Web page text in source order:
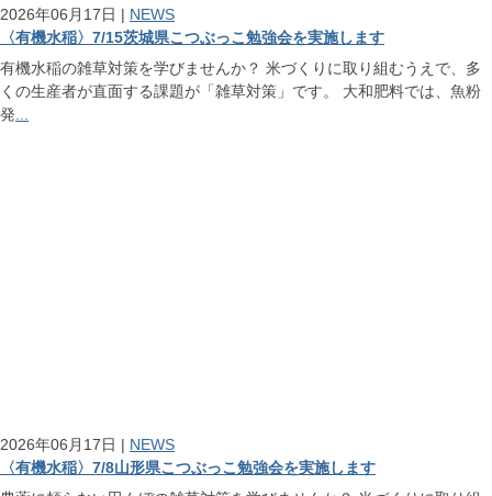
2026年06月17日 | NEWS
〈有機水稲〉7/15茨城県こつぶっこ勉強会を実施します
有機水稲の雑草対策を学びませんか？ 米づくりに取り組むうえで、多
くの生産者が直面する課題が「雑草対策」です。 大和肥料では、魚粉
発
2026年06月17日 | NEWS
〈有機水稲〉7/8山形県こつぶっこ勉強会を実施します